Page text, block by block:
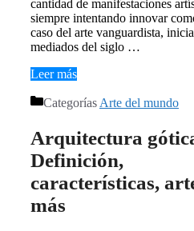
cantidad de manifestaciones
siempre intentando innovar
caso del arte vanguardista,
mediados del siglo …
Leer más
Categorías Arte del mundo
Arquitectura
Definición,
características,
más